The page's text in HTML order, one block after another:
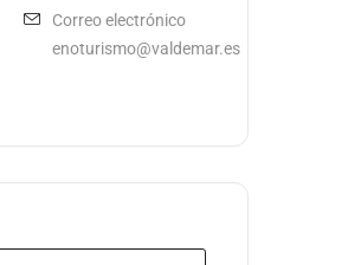
Correo electrónico
enoturismo@valdemar.es